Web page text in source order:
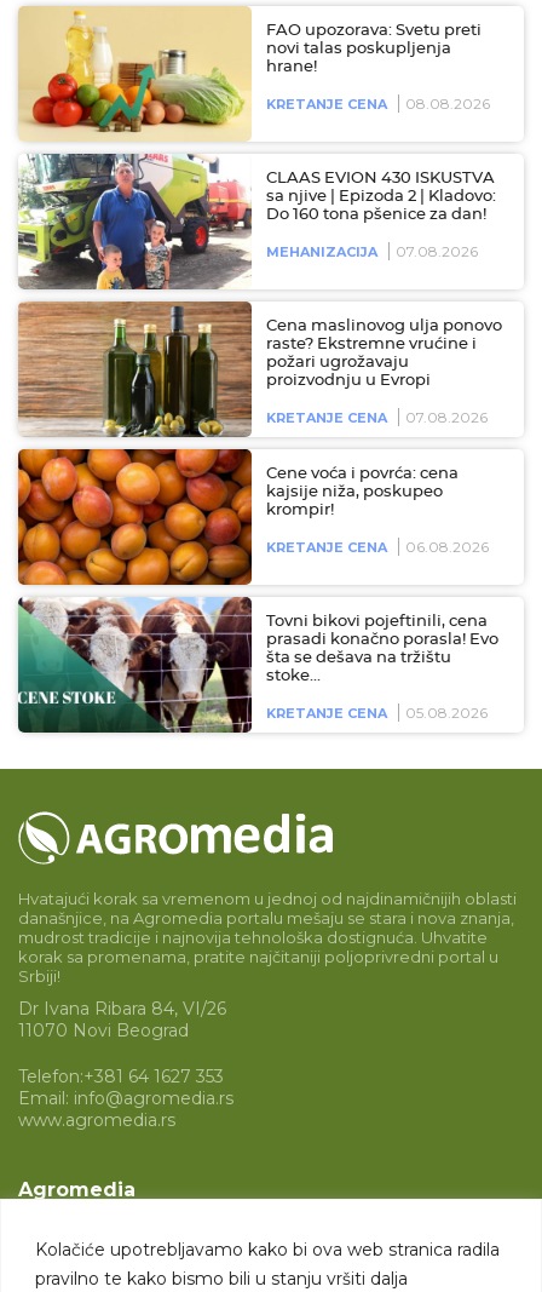
Kolačiće upotrebljavamo kako bi ova web stranica radila
pravilno te kako bismo bili u stanju vršiti dalja
FAO upozorava: Svetu preti
novi talas poskupljenja
hrane!
KRETANJE CENA 08.08.2026
CLAAS EVION 430 ISKUSTVA
sa njive | Epizoda 2 | Kladovo:
Do 160 tona pšenice za dan!
MEHANIZACIJA 07.08.2026
Cena maslinovog ulja ponovo
raste? Ekstremne vrućine i
požari ugrožavaju
proizvodnju u Evropi
KRETANJE CENA 07.08.2026
Cene voća i povrća: cena
kajsije niža, poskupeo
krompir!
KRETANJE CENA 06.08.2026
Tovni bikovi pojeftinili, cena
prasadi konačno porasla! Evo
šta se dešava na tržištu
stoke…
KRETANJE CENA 05.08.2026
Hvatajući korak sa vremenom u jednoj od najdinamičnijih oblasti
današnjice, na Agromedia portalu mešaju se stara i nova znanja,
mudrost tradicije i najnovija tehnološka dostignuća. Uhvatite
korak sa promenama, pratite najčitaniji poljoprivredni portal u
Srbiji!
Dr Ivana Ribara 84, VI/26
11070 Novi Beograd
Telefon:+381 64 1627 353
Email: info@agromedia.rs
www.agromedia.rs
Agromedia
Svet poljoprivrede